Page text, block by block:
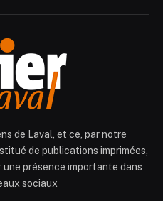
de Laval, et ce, par notre
de publications imprimées,
présence importante dans
sociaux